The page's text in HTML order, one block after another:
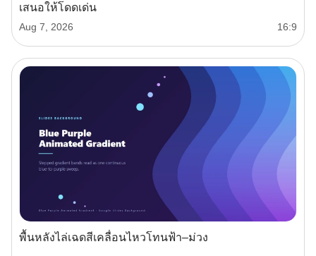
เสนอให้โดดเด่น
Aug 7, 2026 16:9
พื้นหลังไล่เฉดสีเคลื่อนไหวโทนฟ้า–ม่วง